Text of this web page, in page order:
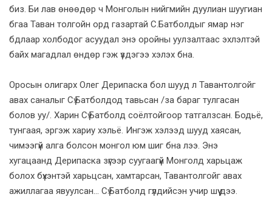
биз. Би лав өнөөдөр ч Монголын нийгмийн дуулиан шуугиан
бгаа Таван толгойн орд газартай С.Батболдыг ямар нэг
бдлаар холбодог асуудал энэ оройны уулзалтаас эхлэлтэй
байх магадлал өндөр гэж үздэгээ хэлэх бна.
Оросын олигарх Олег Дерипаска бол шууд л Тавантолгойг
авах саналыг Сү.Батболдод тавьсан /за бараг тулгасан
болов уу/. Харин Сү.Батболд соёлтойгоор татгалзсан. Бодьё,
тунгаая, эргэж хариу хэльё. Ингэж хэлээд шууд хаясан,
чимээгүй алга болсон монгол юм шиг бна лээ. Энэ
хугацаанд Дерипаска зүгээр суугаагүй Монголд харьцаж
болох бүхэнтэй харьцсан, хамтарсан, Тавантолгойг авах
ажиллагаа явуулсан... Сү.Батболд гүлдийсэн учир шүү дээ.